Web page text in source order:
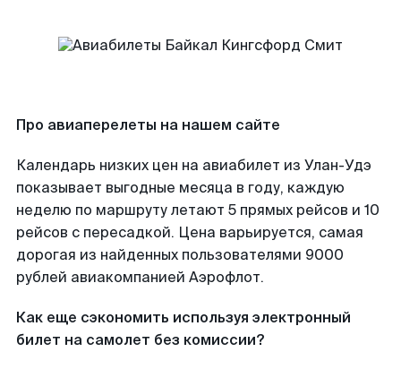
Про авиаперелеты на нашем сайте
Календарь низких цен на авиабилет из Улан-Удэ
показывает выгодные месяца в году, каждую
неделю по маршруту летают 5 прямых рейсов и 10
рейсов с пересадкой. Цена варьируется, самая
дорогая из найденных пользователями 9000
рублей авиакомпанией Аэрофлот.
Как еще сэкономить используя электронный
билет на самолет без комиссии?